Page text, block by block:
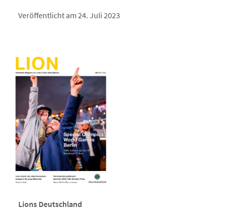
Veröffentlicht am 24. Juli 2023
Lions Deutschland